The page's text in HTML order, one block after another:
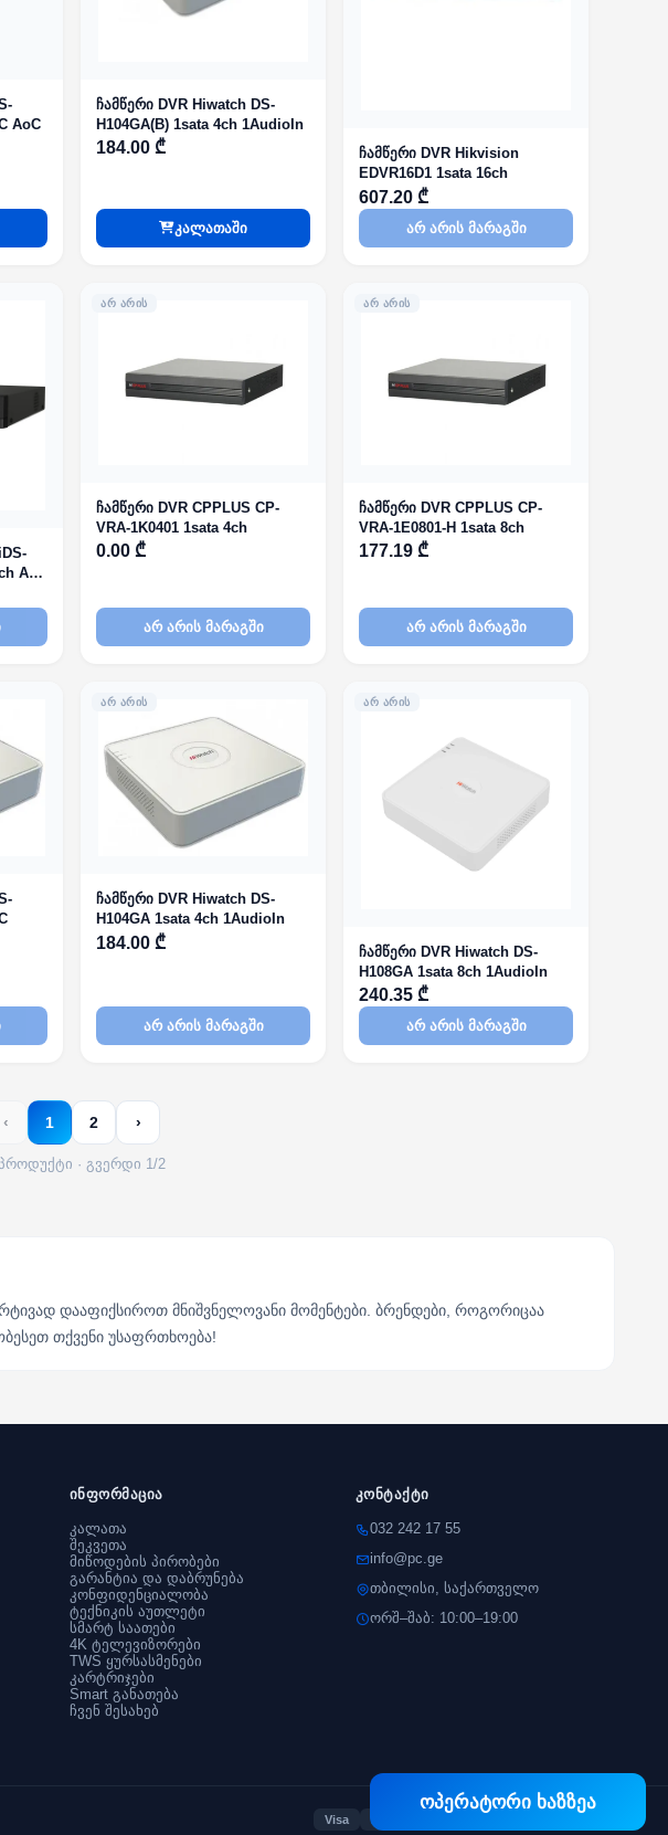
AoC
ჩამწერი DVR Hiwatch DS-
H104GA(B) 1sata 4ch 1AudioIn
184.00 ₾
კალათაში
ჩამწერი DVR Hikvision
EDVR16D1 1sata 16ch
607.20 ₾
არ არის მარაგში
AoC
ᲐᲠ ᲐᲠᲘᲡ
ჩამწერი DVR CPPLUS CP-
VRA-1K0401 1sata 4ch
0.00 ₾
არ არის მარაგში
ᲐᲠ ᲐᲠᲘᲡ
ჩამწერი DVR CPPLUS CP-
VRA-1E0801-H 1sata 8ch
177.19 ₾
არ არის მარაგში
ᲐᲠ ᲐᲠᲘᲡ
ჩამწერი DVR Hiwatch DS-
H104GA 1sata 4ch 1AudioIn
184.00 ₾
არ არის მარაგში
ᲐᲠ ᲐᲠᲘᲡ
ჩამწერი DVR Hiwatch DS-
H108GA 1sata 8ch 1AudioIn
240.35 ₾
არ არის მარაგში
‹ 1 2 ›
· გვერდი 1/2
დააფიქსიროთ მნიშვნელოვანი მომენტები. ბრენდები, როგორიცაა
თქვენი უსაფრთხოება!
ოპერატორი ხაზზეა
ინფორმაცია
კალათა
შეკვეთა
მიწოდების პირობები
გარანტია და დაბრუნება
კონფიდენციალობა
ტექნიკის აუთლეტი
სმარტ საათები
4K ტელევიზორები
TWS ყურსასმენები
კარტრიჯები
Smart განათება
ჩვენ შესახებ
კონტაქტი
032 242 17 55
info@pc.ge
თბილისი, საქართველო
ორშ–შაბ: 10:00–19:00
Visa